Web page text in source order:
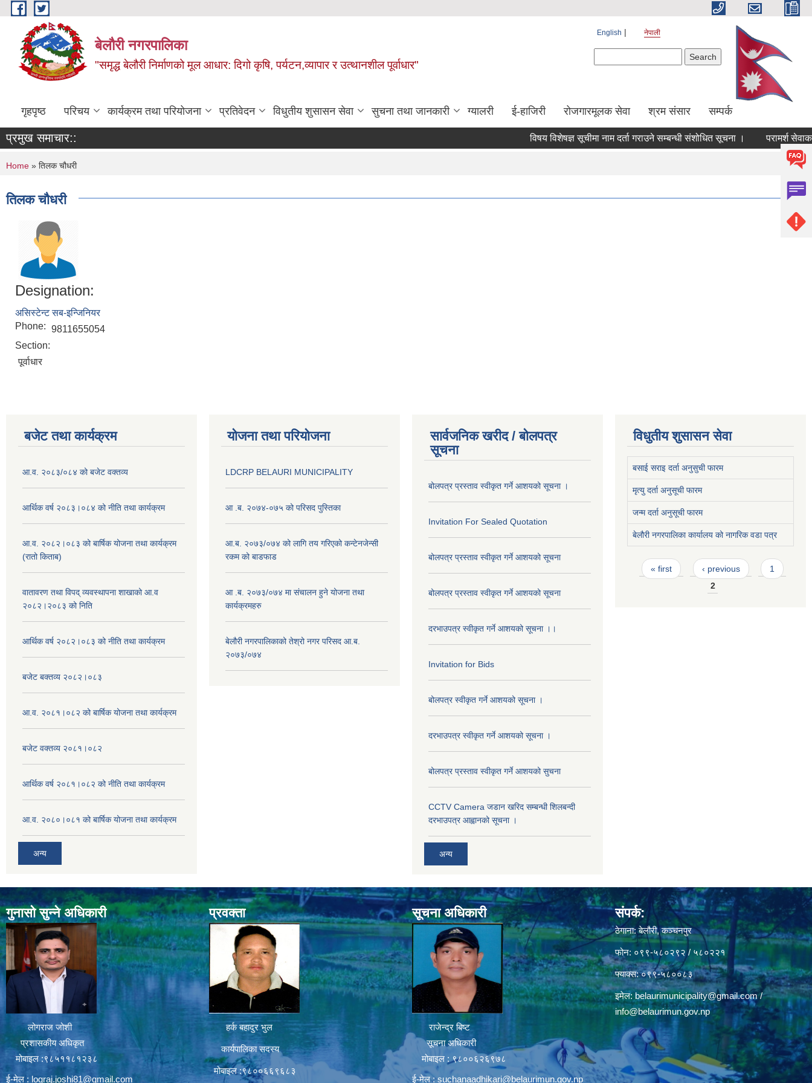
Skip to main content
बेलौरी नगरपालिका
"समृद्ध बेलौरी निर्माणको मूल आधार: दिगो कृषि, पर्यटन,व्यापार र उत्थानशील पूर्वाधार"
English नेपाली
गृहपृष्ठ परिचय कार्यक्रम तथा परियोजना प्रतिवेदन विधुतीय शुसासन सेवा सुचना तथा जानकारी ग्यालरी ई-हाजिरी रोजगारमूलक सेवा श्रम संसार सम्पर्क
प्रमुख समाचार:: विषय विशेषज्ञ सूचीमा नाम दर्ता गराउने सम्बन्धी संशोधित सूचना । परामर्श सेवाका
You are here
Home » तिलक चौधरी
तिलक चौधरी
Designation:
असिस्टेन्ट सब-इन्जिनियर
Phone: 9811655054
Section:
पूर्वाधार
बजेट तथा कार्यक्रम
आ.व. २०८३/०८४ को बजेट वक्तव्य
आर्थिक वर्ष २०८३।०८४ को नीति तथा कार्यक्रम
आ.व. २०८२।०८३ को बार्षिक योजना तथा कार्यक्रम
(रातो किताब)
वातावरण तथा विपद् व्यवस्थापना शाखाको आ.व
२०८२।२०८३ को निति
आर्थिक वर्ष २०८२।०८३ को नीति तथा कार्यक्रम
बजेट बक्तव्य २०८२।०८३
आ.व. २०८१।०८२ को बार्षिक योजना तथा कार्यक्रम
बजेट वक्तव्य २०८१।०८२
आर्थिक वर्ष २०८१।०८२ को नीति तथा कार्यक्रम
आ.व. २०८०।०८१ को बार्षिक योजना तथा कार्यक्रम
अन्य
योजना तथा परियोजना
LDCRP BELAURI MUNICIPALITY
आ .ब. २०७४-०७५ को परिसद पुस्तिका
आ.ब. २०७३/०७४ को लागि तय गरिएको कन्टेनजेन्सी
रकम को बाडफाड
आ .ब. २०७३/०७४ मा संचालन हुने योजना तथा
कार्यक्रमहरु
बेलौरी नगरपालिकाको तेश्रो नगर परिसद आ.ब.
२०७३/०७४
सार्वजनिक खरीद / बोलपत्र
सूचना
बोलपत्र प्रस्ताव स्वीकृत गर्ने आशयको सूचना ।
Invitation For Sealed Quotation
बोलपत्र प्रस्ताव स्वीकृत गर्ने आशयको सूचना
बोलपत्र प्रस्ताव स्वीकृत गर्ने आशयको सूचना
दरभाउपत्र स्वीकृत गर्ने आशयको सूचना ।।
Invitation for Bids
बोलपत्र स्वीकृत गर्ने आशयको सूचना ।
दरभाउपत्र स्वीकृत गर्ने आशयको सूचना ।
बोलपत्र प्रस्ताव स्वीकृत गर्ने आशयको सुचना
CCTV Camera जडान खरिद सम्बन्धी शिलबन्दी
दरभाउपत्र आह्वानको सूचना ।
अन्य
विधुतीय शुसासन सेवा
बसाई सराइ दर्ता अनुसुची फारम
मृत्यु दर्ता अनुसूची फारम
जन्म दर्ता अनुसूची फारम
बेलौरी नगरपालिका कार्यालय को नागरिक वडा पत्र
Pages
« first ‹ previous
1
2
गुनासो सुन्ने अधिकारी
लोगराज जोशी
प्रशासकीय अधिकृत
मोबाइल :९८५११८१२३८
ई-मेल : lograj.joshi81@gmail.com
प्रवक्ता
हर्क बहादुर भुल
कार्यपालिका सदस्य
मोबाइल :९८००६६९६८३
सूचना अधिकारी
राजेन्द्र बिष्ट
सूचना अधिकारी
मोबाइल : ९८००६२६९७८
ई-मेल :suchanaadhikari@belaurimun.gov.np
संपर्क:
ठेगाना: बेलौरी, कञ्चनपुर
फोन: ०९९-५८०२९२ / ५८०२२१
फ्याक्स: ०९९-५८००८३
इमेल:belaurimunicipality@gmail.com/
info@belaurimun.gov.np